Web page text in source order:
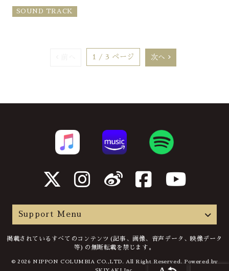
SOUND TRACK
1 / 3 ページ 次へ
Support Menu
掲載されているすべてのコンテンツ(記事、画像、音声データ、映像データ
等)の無断転載を禁じます。
© 2026 NIPPON COLUMBIA CO.,LTD. All Right Reserved. Powered by